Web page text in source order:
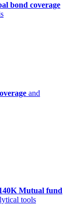
bond coverage
and
Mutual fund
tools